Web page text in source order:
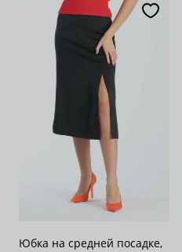
Юбка на средней посадке,